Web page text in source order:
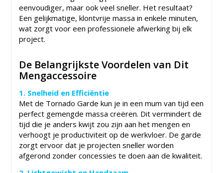
eenvoudiger, maar ook veel sneller. Het resultaat?
Een gelijkmatige, klontvrije massa in enkele minuten,
wat zorgt voor een professionele afwerking bij elk
project.
De Belangrijkste Voordelen van Dit
Mengaccessoire
1. Snelheid en Efficiëntie
Met de Tornado Garde kun je in een mum van tijd een
perfect gemengde massa creëren. Dit vermindert de
tijd die je anders kwijt zou zijn aan het mengen en
verhoogt je productiviteit op de werkvloer. De garde
zorgt ervoor dat je projecten sneller worden
afgerond zonder concessies te doen aan de kwaliteit.